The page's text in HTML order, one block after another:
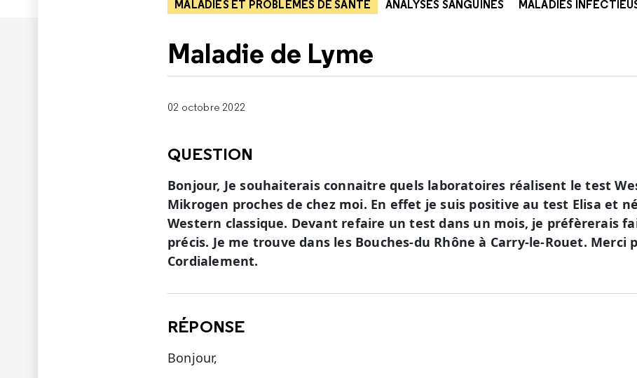
MALADIES ET PROBLÈMES DE SANTÉ ANALYSES SANGUINES MALADIES
Maladie de Lyme
02 octobre 2022
QUESTION
Bonjour, Je souhaiterais connaitre quels laboratoires réalisent le test
Mikrogen proches de chez moi. En effet je suis positive au test Elisa et
Western classique. Devant refaire un test dans un mois, je préfèrerais
précis. Je me trouve dans les Bouches-du Rhône à Carry-le-Rouet. Merci
Cordialement.
RÉPONSE
Bonjour,